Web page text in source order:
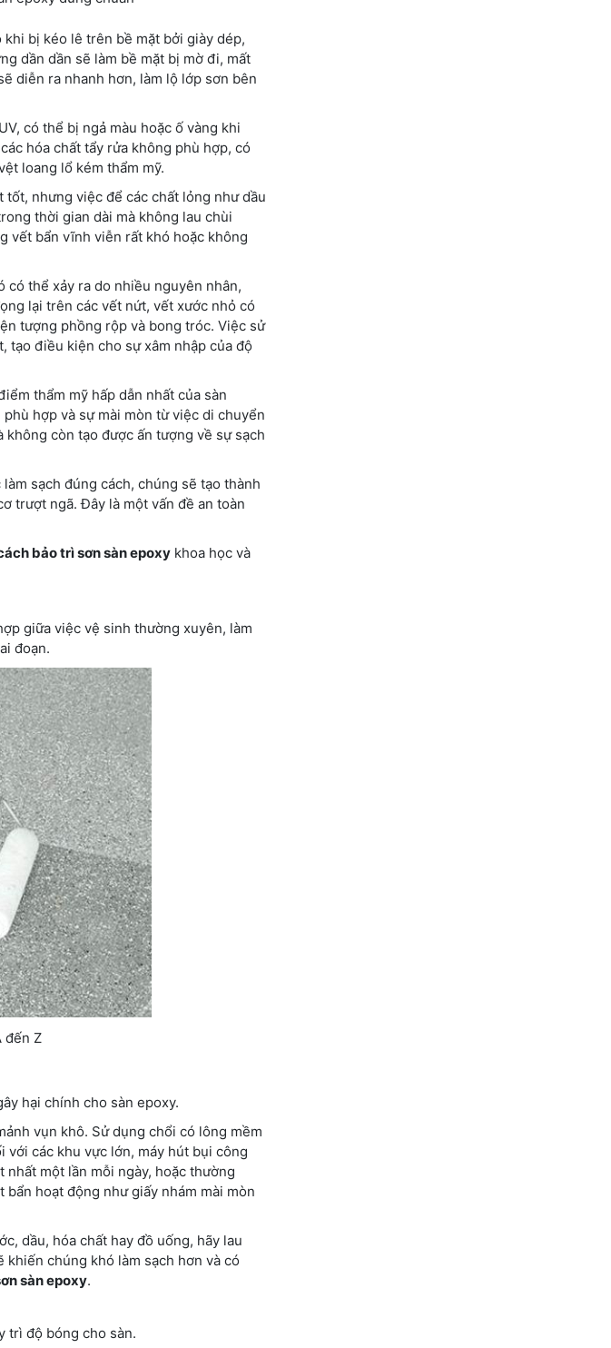
bị kéo lê trên bề mặt bởi giày dép,
dần dần sẽ làm bề mặt bị mờ đi, mất
diễn ra nhanh hơn, làm lộ lớp sơn bên
có thể bị ngả màu hoặc ố vàng khi
hóa chất tẩy rửa không phù hợp, có
loang lổ kém thẩm mỹ.
tốt, nhưng việc để các chất lỏng như dầu
thời gian dài mà không lau chùi
vết bẩn vĩnh viễn rất khó hoặc không
thể xảy ra do nhiều nguyên nhân,
lại trên các vết nứt, vết xước nhỏ có
tượng phồng rộp và bong tróc. Việc sử
tạo điều kiện cho sự xâm nhập của độ
thẩm mỹ hấp dẫn nhất của sàn
hợp và sự mài mòn từ việc di chuyển
còn tạo được ấn tượng về sự sạch
sạch đúng cách, chúng sẽ tạo thành
trượt ngã. Đây là một vấn đề an toàn
bảo trì sơn sàn epoxy khoa học và
giữa việc vệ sinh thường xuyên, làm
đoạn.
đến Z
hại chính cho sàn epoxy.
vụn khô. Sử dụng chổi có lông mềm
các khu vực lớn, máy hút bụi công
một lần mỗi ngày, hoặc thường
hoạt động như giấy nhám mài mòn
dầu, hóa chất hay đồ uống, hãy lau
khiến chúng khó làm sạch hơn và có
sàn epoxy.
trì độ bóng cho sàn.